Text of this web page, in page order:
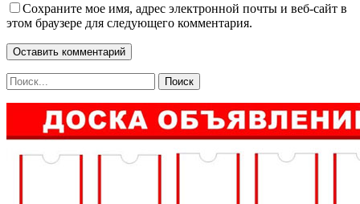
Сохраните мое имя, адрес электронной почты и веб-сайт в
этом браузере для следующего комментария.